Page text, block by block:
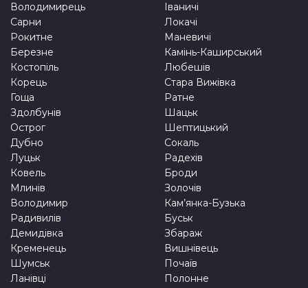
Володимирець
Сарни
Рокитне
Березне
Костопіль
Корець
Гоща
Здолбунів
Острог
Дубно
Луцьк
Ковель
Млинів
Володимир
Радивилів
Демидівка
Кременець
Шумськ
Ланівці
Іваничі
Локачі
Маневичі
Камінь-Каширський
Любешів
Стара Вижівка
Ратне
Шацьк
Шептицький
Сокаль
Радехів
Броди
Золочів
Кам’янка-Бузька
Буськ
Збараж
Вишнівець
Почаїв
Полонне